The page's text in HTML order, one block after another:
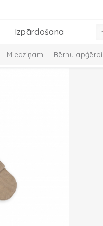
Izpārdošana
Miedziņam Bērnu apģērbi